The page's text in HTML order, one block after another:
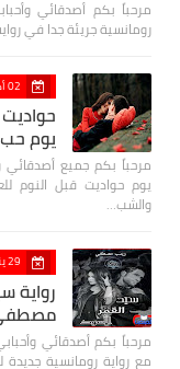
رومانسية جريئة جدا في
02 أكتوبر 2018
يوم حب
يوم حواديت قبل النوم
والشب…
29 يناير 2021
رواية
مرحباً بكم أصدقائي
مع رواية رومانسية